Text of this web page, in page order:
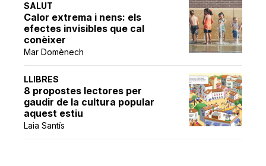
SALUT
Calor extrema i nens: els
efectes invisibles que cal
conèixer
Mar Domènech
LLIBRES
8 propostes lectores per
gaudir de la cultura popular
aquest estiu
Laia Santís